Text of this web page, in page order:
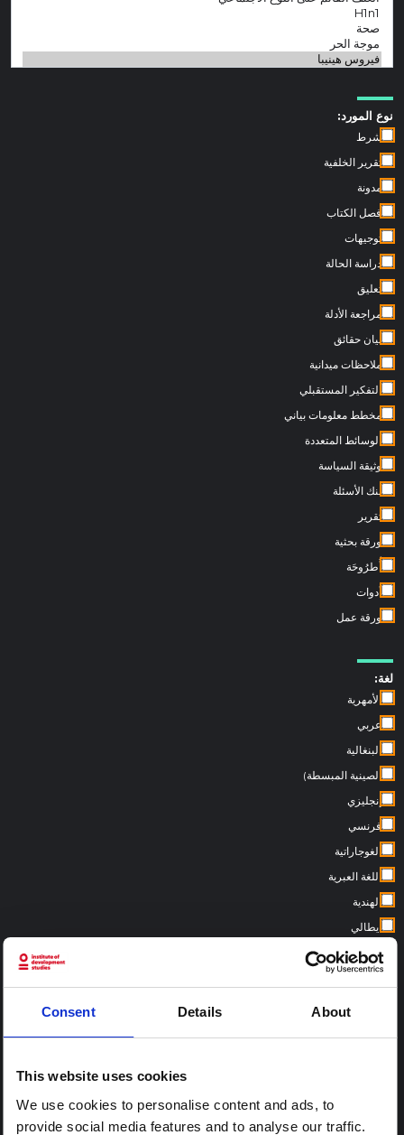
Consent Details About
This website uses cookies
We use cookies to personalise content and ads, to
provide social media features and to analyse our traffic.
نوع المورد:
شرط
تقرير الخلفية
مدونة
فصل الكتاب
توجيهات
دراسة الحالة
تعليق
مراجعة الأدلة
بيان حقائق
ملاحظات ميدانية
التفكير المستقبلي
مخطط معلومات بياني
الوسائط المتعددة
وثيقة السياسة
بنك الأسئلة
تقرير
ورقة بحثية
أُطرُوحَة
أدوات
ورقة عمل
لغة:
الأمهرية
عربي
البنغالية
الصينية المبسطة)
إنجليزي
فرنسي
الغوجاراتية
اللغة العبرية
الهندية
ايطالي
النيبالية